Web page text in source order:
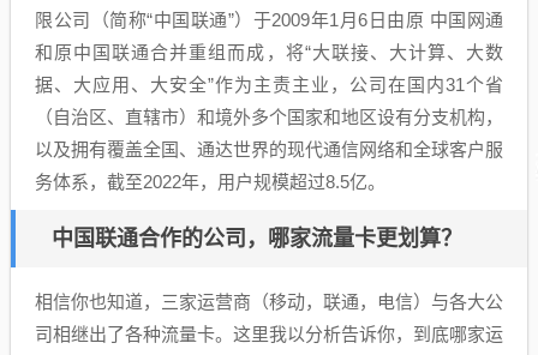
限公司（简称“中国联通”）于2009年1月6日由原 中国网通
和原中国联通合并重组而成，将“大联接、大计算、大数
据、大应用、大安全”作为主责主业，公司在国内31个省
（自治区、直辖市）和境外多个国家和地区设有分支机构，
以及拥有覆盖全国、通达世界的现代通信网络和全球客户服
务体系，截至2022年，用户规模超过8.5亿。
中国联通合作的公司，哪家流量卡更划算？
相信你也知道，三家运营商（移动，联通，电信）与各大公
司相继出了各种流量卡。这里我以分析告诉你，到底哪家运